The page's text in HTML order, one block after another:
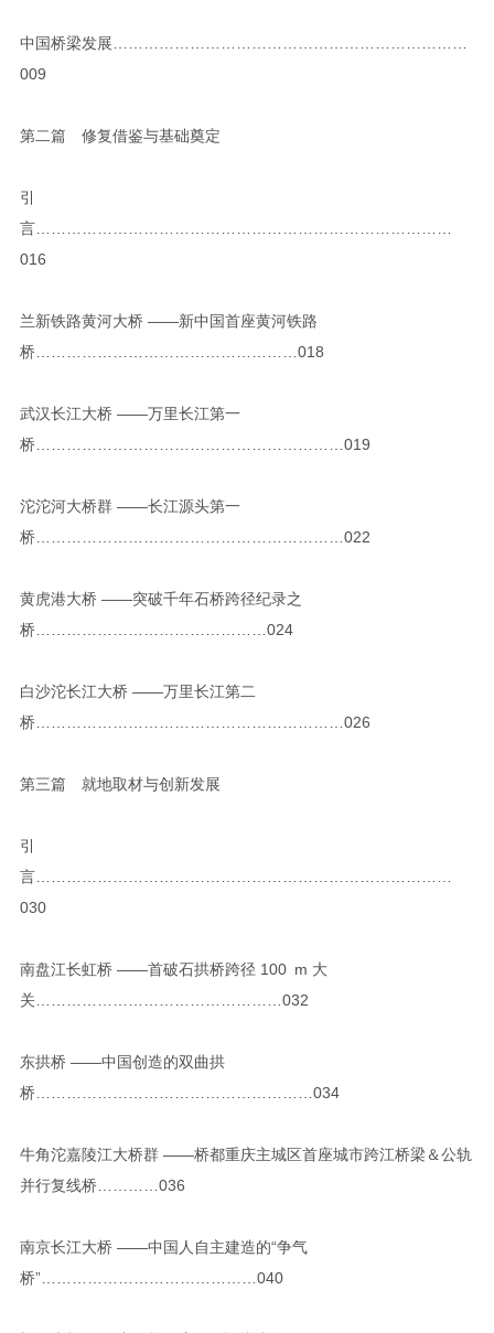
中国桥梁发展……………………………………………………………
009
第二篇 修复借鉴与基础奠定
引
言………………………………………………………………………
016
兰新铁路黄河大桥 ——新中国首座黄河铁路
桥……………………………………………018
武汉长江大桥 ——万里长江第一
桥……………………………………………………019
沱沱河大桥群 ——长江源头第一
桥……………………………………………………022
黄虎港大桥 ——突破千年石桥跨径纪录之
桥………………………………………024
白沙沱长江大桥 ——万里长江第二
桥……………………………………………………026
第三篇 就地取材与创新发展
引
言………………………………………………………………………
030
南盘江长虹桥 ——首破石拱桥跨径 100 m 大
关…………………………………………032
东拱桥 ——中国创造的双曲拱
桥………………………………………………034
牛角沱嘉陵江大桥群 ——桥都重庆主城区首座城市跨江桥梁＆公轨
并行复线桥…………036
南京长江大桥 ——中国人自主建造的“争气
桥”……………………………………040